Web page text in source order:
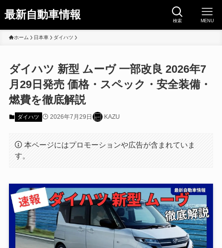
最新自動車情報 検索 MENU
ホーム 日本車 ダイハツ
ダイハツ 新型 ムーヴ 一部改良 2026年7
月29日発売 価格・スペック・安全装備・
燃費を徹底解説
ダイハツ 2026年7月29日 KAZU
本ページにはプロモーションや広告が含まれていま
す。